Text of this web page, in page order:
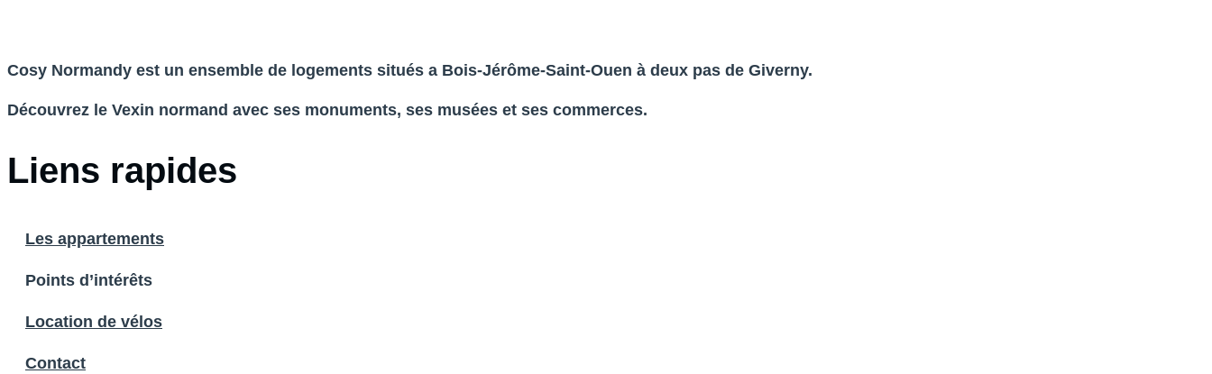
Cosy Normandy est un ensemble de logements situés a Bois-Jérôme-Saint-Ouen à deux pas de Giverny.
Découvrez le Vexin normand avec ses monuments, ses musées et ses commerces.
Liens rapides
Les appartements
Points d’intérêts
Location de vélos
Contact